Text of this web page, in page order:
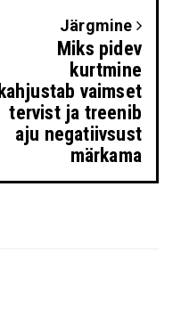
Järgmine
Miks pidev
kurtmine
kahjustab vaimset
tervist ja treenib
aju negatiivsust
märkama